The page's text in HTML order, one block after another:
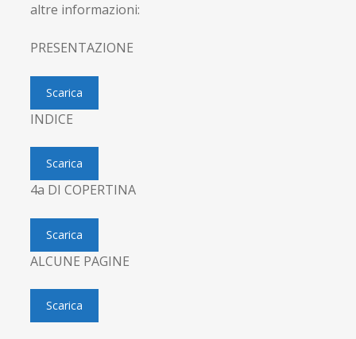
altre informazioni:
PRESENTAZIONE
Scarica
INDICE
Scarica
4a DI COPERTINA
Scarica
ALCUNE PAGINE
Scarica